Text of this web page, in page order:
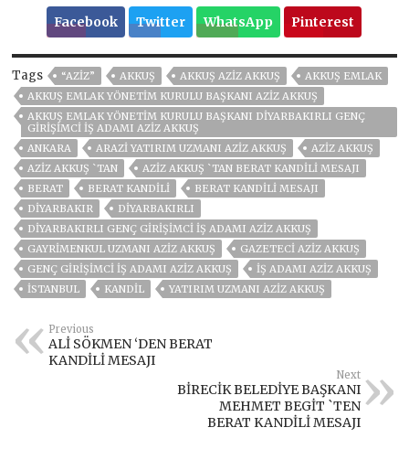
Facebook Twitter WhatsApp Pinterest
Tags “AZİZ” AKKUŞ AKKUŞ AZİZ AKKUŞ
AKKUŞ EMLAK
AKKUŞ EMLAK YÖNETIM KURULU BAŞKANI AZIZ AKKUŞ
AKKUŞ EMLAK YÖNETIM KURULU BAŞKANI DIYARBAKIRLI GENÇ
GIRIŞIMCI İŞ ADAMI AZIZ AKKUŞ
ANKARA
ARAZI YATIRIM UZMANI AZIZ AKKUŞ
AZİZ AKKUŞ
AZİZ AKKUŞ `TAN
AZİZ AKKUŞ `TAN BERAT KANDİLİ MESAJI
BERAT
BERAT KANDILI
BERAT KANDİLİ MESAJI
DİYARBAKIR
DIYARBAKIRLI
DIYARBAKIRLI GENÇ GIRIŞIMCI İŞ ADAMI AZIZ AKKUŞ
GAYRIMENKUL UZMANI AZIZ AKKUŞ
GAZETECI AZIZ AKKUŞ
GENÇ GIRIŞIMCI İŞ ADAMI AZIZ AKKUŞ
İŞ ADAMI AZİZ AKKUŞ
ISTANBUL
KANDIL YATIRIM UZMANI AZIZ AKKUŞ
Previous
ALİ SÖKMEN ‘DEN BERAT
KANDİLİ MESAJI
Next
BİRECİK BELEDİYE BAŞKANI
MEHMET BEGİT `TEN
BERAT KANDİLİ MESAJI